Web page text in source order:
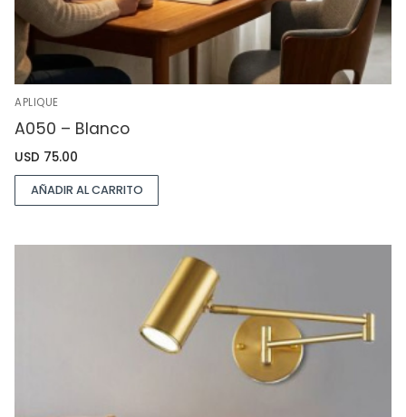
APLIQUE
A050 – Blanco
USD 75.00
AÑADIR AL CARRITO